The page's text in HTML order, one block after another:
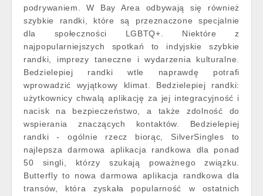
podrywaniem. W Bay Area odbywają się również
szybkie randki, które są przeznaczone specjalnie
dla społeczności LGBTQ+. Niektóre z
najpopularniejszych spotkań to indyjskie szybkie
randki, imprezy taneczne i wydarzenia kulturalne.
Bedzielepiej randki wtle naprawdę potrafi
wprowadzić wyjątkowy klimat. Bedzielepiej randki:
użytkownicy chwalą aplikację za jej integracyjność i
nacisk na bezpieczeństwo, a także zdolność do
wspierania znaczących kontaktów. Bedzielepiej
randki - ogólnie rzecz biorąc, SilverSingles to
najlepsza darmowa aplikacja randkowa dla ponad
50 singli, którzy szukają poważnego związku.
Butterfly to nowa darmowa aplikacja randkowa dla
transów, która zyskała popularność w ostatnich